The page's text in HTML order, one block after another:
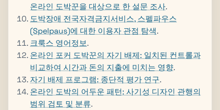
온라인 도박꾼을 대상으로 한 설문 조사.
도박장애 전국자격금지서비스, 스펠파우스
(Spelpaus)에 대한 이용자 관점 탐색.
크룩스 영어정보.
온라인 포커 도박꾼의 자기 배제: 일치된 컨트롤과
비교하여 시간과 돈의 지출에 미치는 영향.
자기 배제 프로그램: 종단적 평가 연구.
온라인 도박의 어두운 패턴: 사기성 디자인 관행의
범위 검토 및 분류.